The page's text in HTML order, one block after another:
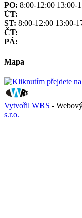
PO: 8:00-12:00 13:00-
ÚT:
ST: 8:00-12:00 13:00-
ČT:
PÁ:
Mapa
Vytvořil WRS -
s.r.o.